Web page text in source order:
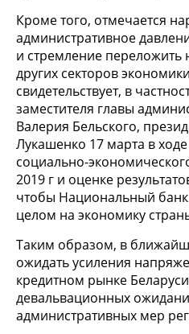
Кроме того, отмечается
административное
и стремление переложить
других секторов
свидетельствует, в
заместителя главы
Валерия Бельского,
Лукашенко 17 марта в
социально-
2019 г и оценке
чтобы Национальный
целом на экономику
Таким образом, в
ожидать усиления
кредитном рынке
девальвационных
административных мер